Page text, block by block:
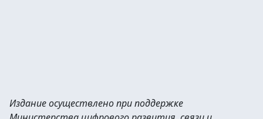
Издание осуществлено при поддержке